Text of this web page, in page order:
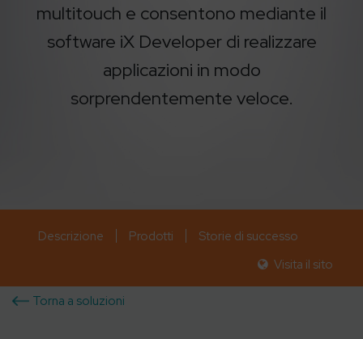
multitouch e consentono mediante il
software iX Developer di realizzare
applicazioni in modo
sorprendentemente veloce.
Descrizione Prodotti
Storie di successo
Visita il sito
Torna a soluzioni